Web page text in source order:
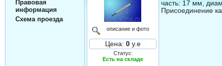
Правовая
информация
Схема проезда
описание и фото
Цена: 0 у.е
Статус:
Есть на складе
часть: 17 мм,
Присоединение